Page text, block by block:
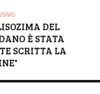
DEL
È STATA
SCRITTA LA